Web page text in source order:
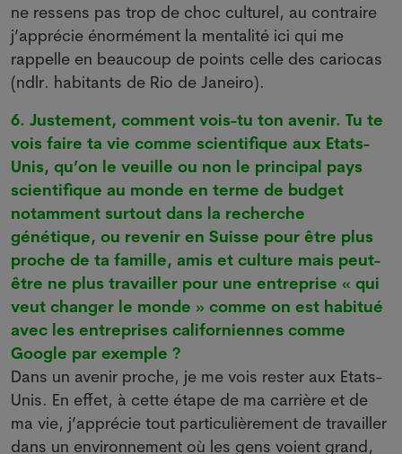
ne ressens pas trop de choc culturel, au contraire
j’apprécie énormément la mentalité ici qui me
rappelle en beaucoup de points celle des cariocas
(ndlr. habitants de Rio de Janeiro).
6. Justement, comment vois-tu ton avenir. Tu te
vois faire ta vie comme scientifique aux Etats-
Unis, qu’on le veuille ou non le principal pays
scientifique au monde en terme de budget
notamment surtout dans la recherche
génétique, ou revenir en Suisse pour être plus
proche de ta famille, amis et culture mais peut-
être ne plus travailler pour une entreprise « qui
veut changer le monde » comme on est habitué
avec les entreprises californiennes comme
Google par exemple ?
Dans un avenir proche, je me vois rester aux Etats-
Unis. En effet, à cette étape de ma carrière et de
ma vie, j’apprécie tout particulièrement de travailler
dans un environnement où les gens voient grand,